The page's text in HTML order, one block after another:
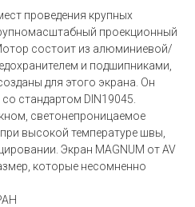
проведения крупных
проекционный
состоит из алюминиевой/
и подшипниками,
для этого экрана. Он
стандартом DIN19045.
светонепроницаемое
высокой температуре швы,
Экран MAGNUM от AV
которые несомненно